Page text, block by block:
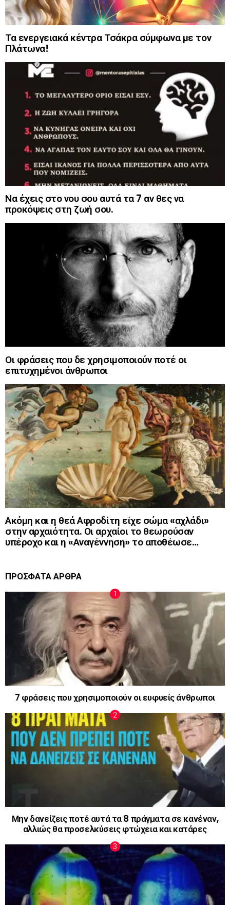
Τα ενεργειακά κέντρα Τσάκρα σύμφωνα με τον
Πλάτωνα!
Να έχεις στο νου σου αυτά τα 7 αν θες να
προκόψεις στη ζωή σου.
Οι φράσεις που δε χρησιμοποιούν ποτέ οι
επιτυχημένοι άνθρωποι
Ακόμη και η θεά Αφροδίτη είχε σώμα «αχλάδι»
στην αρχαιότητα. Οι αρχαίοι το θεωρούσαν
υπέροχο και η «Αναγέννηση» το αποθέωσε…
ΠΡΟΣΦΑΤΑ ΑΡΘΡΑ
7 φράσεις που χρησιμοποιούν οι ευφυείς άνθρωποι
Μην δανείζεις ποτέ αυτά τα 8 πράγματα σε κανέναν,
αλλιώς θα προσελκύσεις φτώχεια και κατάρες